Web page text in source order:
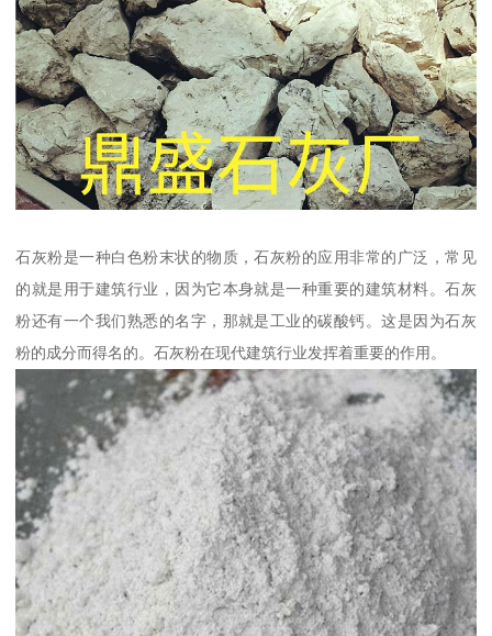
石灰粉是一种白色粉末状的物质，石灰粉的应用非常的广泛，常见
的就是用于建筑行业，因为它本身就是一种重要的建筑材料。石灰
粉还有一个我们熟悉的名字，那就是工业的碳酸钙。这是因为石灰
粉的成分而得名的。石灰粉在现代建筑行业发挥着重要的作用。